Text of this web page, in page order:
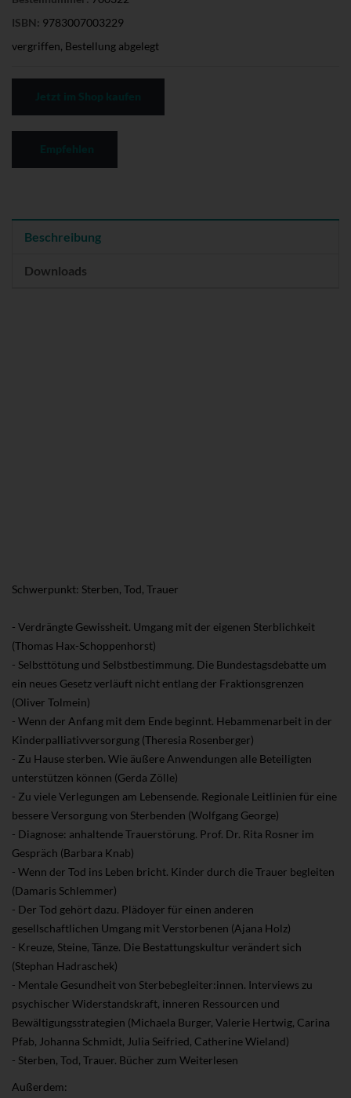
ISBN: 9783007003229
vergriffen, Bestellung abgelegt
Beschreibung
Downloads
Schwerpunkt: Sterben, Tod, Trauer
- Verdrängte Gewissheit. Umgang mit der eigenen Sterblichkeit
(Thomas Hax-Schoppenhorst)
- Selbsttötung und Selbstbestimmung. Die Bundestagsdebatte um
ein neues Gesetz verläuft nicht entlang der Fraktionsgrenzen
(Oliver Tolmein)
- Wenn der Anfang mit dem Ende beginnt. Hebammenarbeit in der
Kinderpalliativversorgung (Theresia Rosenberger)
- Zu Hause sterben. Wie äußere Anwendungen alle Beteiligten
unterstützen können (Gerda Zölle)
- Zu viele Verlegungen am Lebensende. Regionale Leitlinien für eine
bessere Versorgung von Sterbenden (Wolfgang George)
- Diagnose: anhaltende Trauerstörung. Prof. Dr. Rita Rosner im
Gespräch (Barbara Knab)
- Wenn der Tod ins Leben bricht. Kinder durch die Trauer begleiten
(Damaris Schlemmer)
- Der Tod gehört dazu. Plädoyer für einen anderen
gesellschaftlichen Umgang mit Verstorbenen (Ajana Holz)
- Kreuze, Steine, Tänze. Die Bestattungskultur verändert sich
(Stephan Hadraschek)
- Mentale Gesundheit von Sterbebegleiter:innen. Interviews zu
psychischer Widerstandskraft, inneren Ressourcen und
Bewältigungsstrategien (Michaela Burger, Valerie Hertwig, Carina
Pfab, Johanna Schmidt, Julia Seifried, Catherine Wieland)
- Sterben, Tod, Trauer. Bücher zum Weiterlesen
Außerdem: